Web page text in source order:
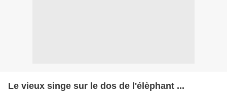
Le vieux singe sur le dos de l'élèphant ...